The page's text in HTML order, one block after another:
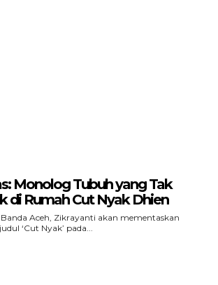
Monolog Tubuh yang Tak
di Rumah Cut Nyak Dhien
Aceh, Zikrayanti akan mementaskan
‘Cut Nyak’ pada...